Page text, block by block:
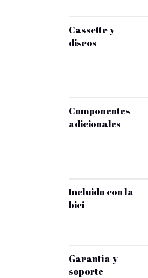
Cassette y
discos
Componentes
adicionales
Incluido con la
bici
Garantía y
soporte